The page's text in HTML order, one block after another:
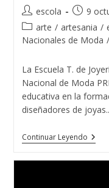
Autor
de
la
escola
de
la
9
Categoría
de
entrada:
arte / artesania /
Nacionales de Moda /
La Escuela T. de
Nacional de Moda
educativa en la
diseñadores de
Continuar LeyendoLa